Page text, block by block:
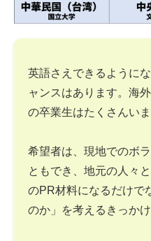
英語さえできるように
ャンスはあります。海
の卒業生はたくさんいま
希望者は、現地でのボ
ともでき、地元の人々
のPR材料になるだけで
のか」を考えるきっかけ